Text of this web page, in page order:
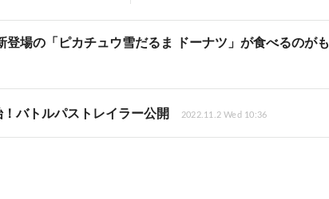
場の「ピカチュウ雪だるま ドーナツ」が食べるのがも
バトルパストレイラー公開 2022.11.2 Wed 10:36